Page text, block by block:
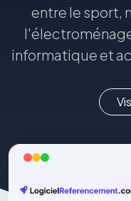
entre le sport,
informatique et